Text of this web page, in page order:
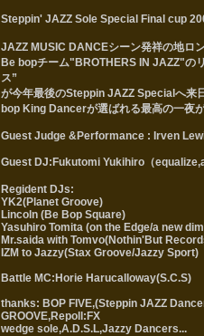
Steppin' JAZZ Sole Special Final cup
JAZZ MUSIC DANCEシーン発祥の地ロ
Be bopチーム"BROTHERS IN JAZZ"の
ス”
が今年最後のSteppin JAZZ Specialへ来
bop King Dancerが選ばれる最高の一夜が
Guest Judge &Performance : Irven
Guest DJ:Fukutomi Yukihiro（
Regident DJs:
YK2(Planet Groove)
Lincoln (Be Bop Square)
Yasuhiro Tomita (on the Edge/a new
Mr.saida with Tomvo(Nothin'But
IZM to Jazzy(Stax Groove/Jazzy Sport)
Battle MC:Horie Harucalloway(S.C.S)
thanks: BOP FIVE,(Steppin JAZZ
GROOVE,Repoll:FX
wedge sole,A.D.S.L,Jazzy Dancers...